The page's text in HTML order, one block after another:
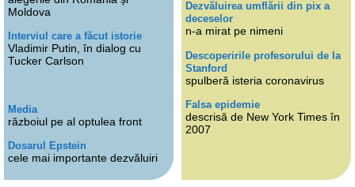
Moldova
Interviul care a făcut istorie
Vladimir Putin, în dialog cu
Tucker Carlson
Media
războiul pe al optulea front
Dosarul Epstein
cele mai importante dezvăluiri
Dezvăluirea umflării din pix a
deceselor
n-a mirat pe nimeni
Descoperirile profesorului de la
Stanford
spulberă isteria coronavirus
Falsa epidemie
descrisă de New York Times în
2007